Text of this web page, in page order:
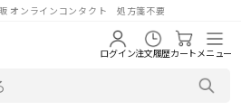
オンラインコンタクト 処方箋不要
ログイン注文履歴カートメニュー